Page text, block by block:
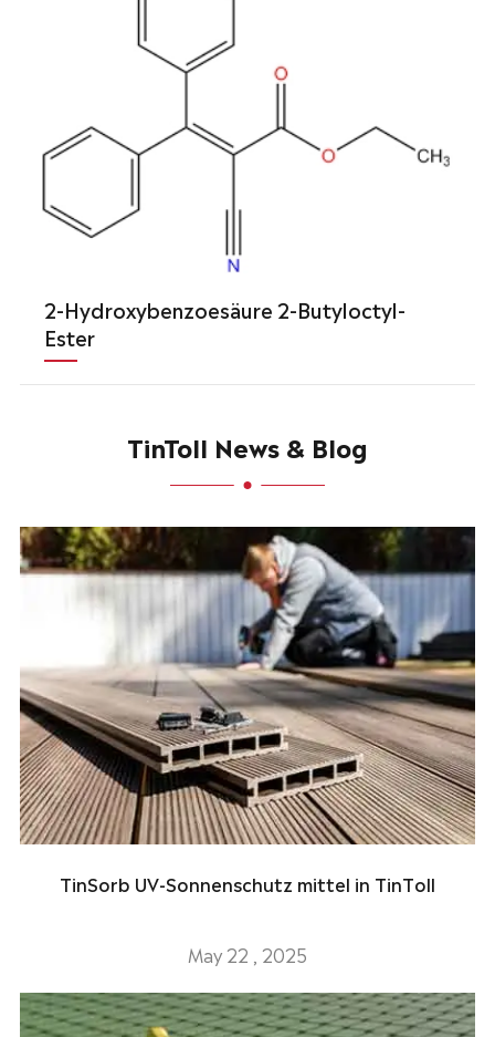
2-Hydroxybenzoesäure 2-Butyloctyl-
Ester
TinToll News & Blog
TinSorb UV-Sonnenschutz mittel in TinToll
May 22 , 2025